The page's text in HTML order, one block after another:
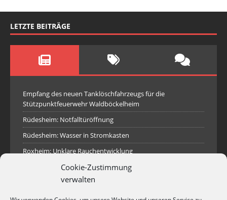
Cookie-Zustimmung
verwalten
LETZTE BEITRÄGE
Empfang des neuen Tanklöschfahrzeugs für die
Stützpunktfeuerwehr Waldböckelheim
Rüdesheim: Notfalltüröffnung
Rüdesheim: Wasser in Stromkasten
Roxheim: Unklare Rauchentwicklung
Sprendlingen: Überörtliche Hilfe bei Industriebrand in
Sprendlingen